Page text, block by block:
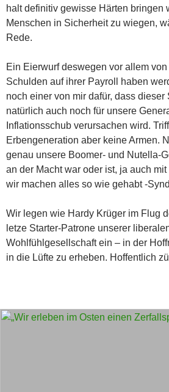
halt definitiv gewisse Härten bringen
Menschen in Sicherheit zu wiegen,
Rede.
Ein Eierwurf deswegen vor allem
Schulden auf ihrer Payroll haben
noch einer von mir dafür, dass
natürlich auch noch für unsere
Inflationsschub verursachen wird.
Erbengeneration aber keine Armen.
genau unsere Boomer- und Nutella-
an der Macht war oder ist, ja auch
wir machen alles so wie gehabt -
Wir legen wie Hardy Krüger im Flug
letze Starter-Patrone unserer
Wohlfühlgesellschaft ein – in der
in die Lüfte zu erheben. Hoffentlich